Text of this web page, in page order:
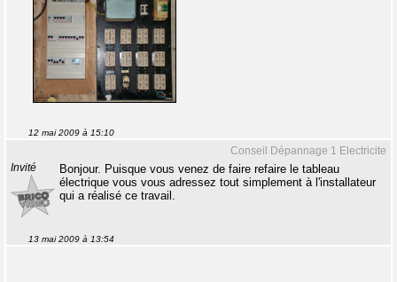
12 mai 2009 à 15:10
Conseil Dépannage 1 Electricite
Invité
Bonjour. Puisque vous venez de faire refaire le tableau
électrique vous vous adressez tout simplement à l'installateur
qui a réalisé ce travail.
13 mai 2009 à 13:54